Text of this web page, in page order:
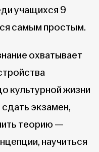
учащихся 9
самым простым.
охватывает
культурной жизни
экзамен,
теорию —
научиться